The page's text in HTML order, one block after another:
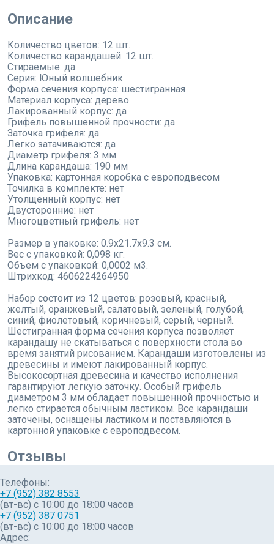
Описание
Количество цветов: 12 шт.
Количество карандашей: 12 шт.
Cтираемые: да
Серия: Юный волшебник
Форма сечения корпуса: шестигранная
Материал корпуса: дерево
Лакированный корпус: да
Грифель повышенной прочности: да
Заточка грифеля: да
Легко затачиваются: да
Диаметр грифеля: 3 мм
Длина карандаша: 190 мм
Упаковка: картонная коробка c европодвесом
Точилка в комплекте: нет
Утолщенный корпус: нет
Двусторонние: нет
Многоцветный грифель: нет
Размер в упаковке: 0.9x21.7x9.3 см.
Вес с упаковкой: 0,098 кг.
Объем с упаковкой: 0,0002 м3.
Штрихкод: 4606224264950
Набор состоит из 12 цветов: розовый, красный,
желтый, оранжевый, салатовый, зеленый, голубой,
синий, фиолетовый, коричневый, серый, черный.
Шестигранная форма сечения корпуса позволяет
карандашу не скатываться с поверхности стола во
время занятий рисованием. Карандаши изготовлены из
древесины и имеют лакированный корпус.
Высокосортная древесина и качество исполнения
гарантируют легкую заточку. Особый грифель
диаметром 3 мм обладает повышенной прочностью и
легко стирается обычным ластиком. Все карандаши
заточены, оснащены ластиком и поставляются в
картонной упаковке с европодвесом.
Отзывы
Телефоны:
+7 (952) 382 8553
(вт-вс) c 10:00 до 18:00 часов
+7 (952) 387 0751
(вт-вс) с 10:00 до 18:00 часов
Адрес: